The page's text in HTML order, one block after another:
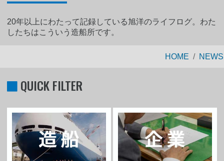
20年以上にわたって記録している旭洋のライフログ。わた
したちはこういう造船所です。
HOME NEWS
QUICK FILTER